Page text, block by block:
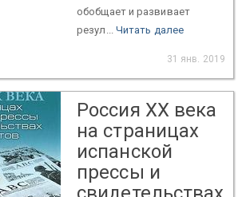
обобщает и развивает
резул... Читать далее
31 янв. 2019
Россия XX века
на страницах
испанской
прессы и